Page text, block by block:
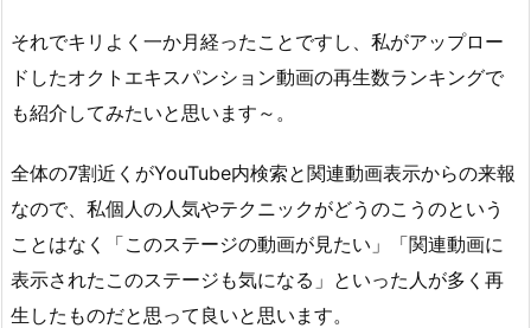
それでキリよく一か月経ったことですし、私がアップロー
ドしたオクトエキスパンション動画の再生数ランキングで
も紹介してみたいと思います～。
全体の7割近くがYouTube内検索と関連動画表示からの来報
なので、私個人の人気やテクニックがどうのこうのという
ことはなく「このステージの動画が見たい」「関連動画に
表示されたこのステージも気になる」といった人が多く再
生したものだと思って良いと思います。